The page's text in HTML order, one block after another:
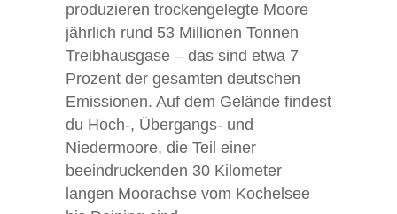
produzieren trockengelegte Moore
jährlich rund 53 Millionen Tonnen
Treibhausgase – das sind etwa 7
Prozent der gesamten deutschen
Emissionen. Auf dem Gelände findest
du Hoch-, Übergangs- und
Niedermoore, die Teil einer
beeindruckenden 30 Kilometer
langen Moorachse vom Kochelsee